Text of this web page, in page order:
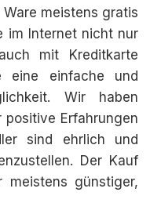
meistens gratis
im Internet nicht nur
mit Kreditkarte
eine einfache und
Wir haben
Erfahrungen
sind ehrlich und
Der Kauf
günstiger,